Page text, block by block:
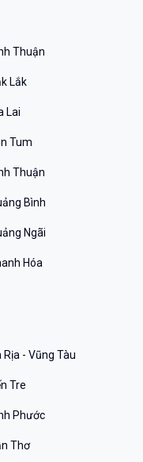
Thuận
Lắk
Lai
Tum
Thuận
Bình
Ngãi
Hóa
Rịa - Vũng Tàu
Tre
Phước
Thơ